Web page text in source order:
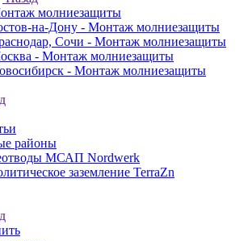
молниезащиты
на-Дону - Монтаж молниезащиты
Сочи - Монтаж молниезащиты
- Монтаж молниезащиты
- Монтаж молниезащиты
районы
МСАП Nordwerk
заземление TerraZn